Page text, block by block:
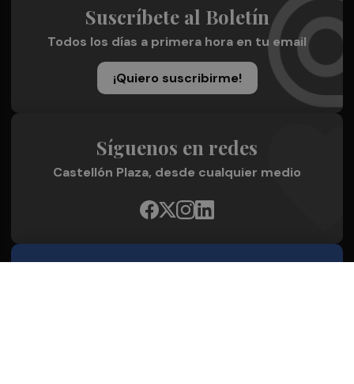
Suscríbete al Boletín
Todos los días a primera hora en tu email
¡Quiero suscribirme!
Síguenos en redes
Castellón Plaza, desde cualquier medio